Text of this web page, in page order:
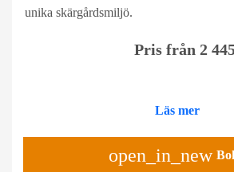
unika skärgårdsmiljö.
Pris från 2
Läs mer
open_in_new